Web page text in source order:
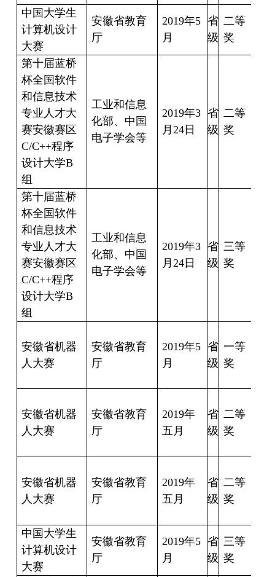
中国大学生
计算机设计
大赛
安徽省教育
厅
2019年5
月
省
级
二等
奖
第十届蓝桥
杯全国软件
和信息技术
专业人才大
赛安徽赛区
C/C++程序
设计大学B
组
工业和信息
化部、中国
电子学会等
2019年3
月 24 日
省
级
二等
奖
第十届蓝桥
杯全国软件
和信息技术
专业人才大
赛安徽赛区
C/C++程序
设计大学B
组
工业和信息
化部、中国
电子学会等
2019年3
月 24 日
省
级
三等
奖
安徽省机器
人大赛
安徽省教育
厅
2019年5
月
省
级
一等
奖
安徽省机器
人大赛
安徽省教育
厅
2019年
五月
省
级
二等
奖
安徽省机器
人大赛
安徽省教育
厅
2019年
五月
省
级
二等
奖
中国大学生
计算机设计
大赛
安徽省教育
厅
2019年5
月
省
级
三等
奖